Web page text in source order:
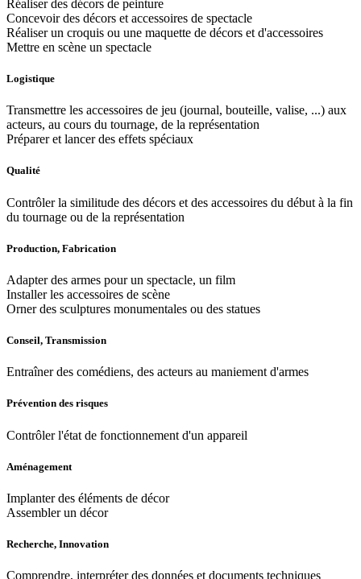
Réaliser des décors de peinture
Concevoir des décors et accessoires de spectacle
Réaliser un croquis ou une maquette de décors et d'accessoires
Mettre en scène un spectacle
Logistique
Transmettre les accessoires de jeu (journal, bouteille, valise, ...) aux
acteurs, au cours du tournage, de la représentation
Préparer et lancer des effets spéciaux
Qualité
Contrôler la similitude des décors et des accessoires du début à la fin
du tournage ou de la représentation
Production, Fabrication
Adapter des armes pour un spectacle, un film
Installer les accessoires de scène
Orner des sculptures monumentales ou des statues
Conseil, Transmission
Entraîner des comédiens, des acteurs au maniement d'armes
Prévention des risques
Contrôler l'état de fonctionnement d'un appareil
Aménagement
Implanter des éléments de décor
Assembler un décor
Recherche, Innovation
Comprendre, interpréter des données et documents techniques